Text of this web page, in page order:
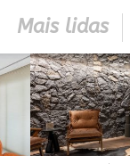
Mais lidas
CLOSER 23
DA
SOFISTICAÇÃO,
E CONFORTO